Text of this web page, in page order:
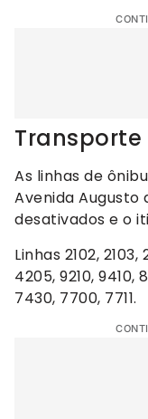
As linhas de
Avenida Augusto
desativados e o
Linhas 2102,
4205, 9210, 9410,
7430, 7700, 7711.